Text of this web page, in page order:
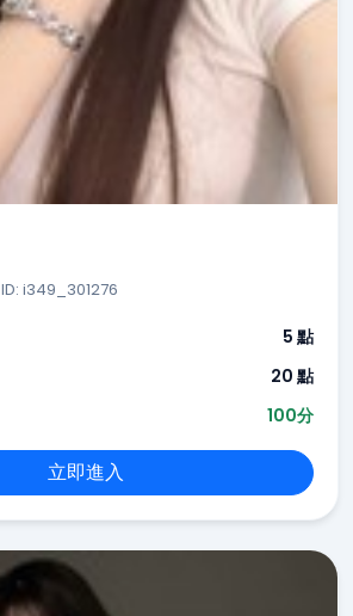
ID: i349_301276
5 點
20 點
100分
立即進入